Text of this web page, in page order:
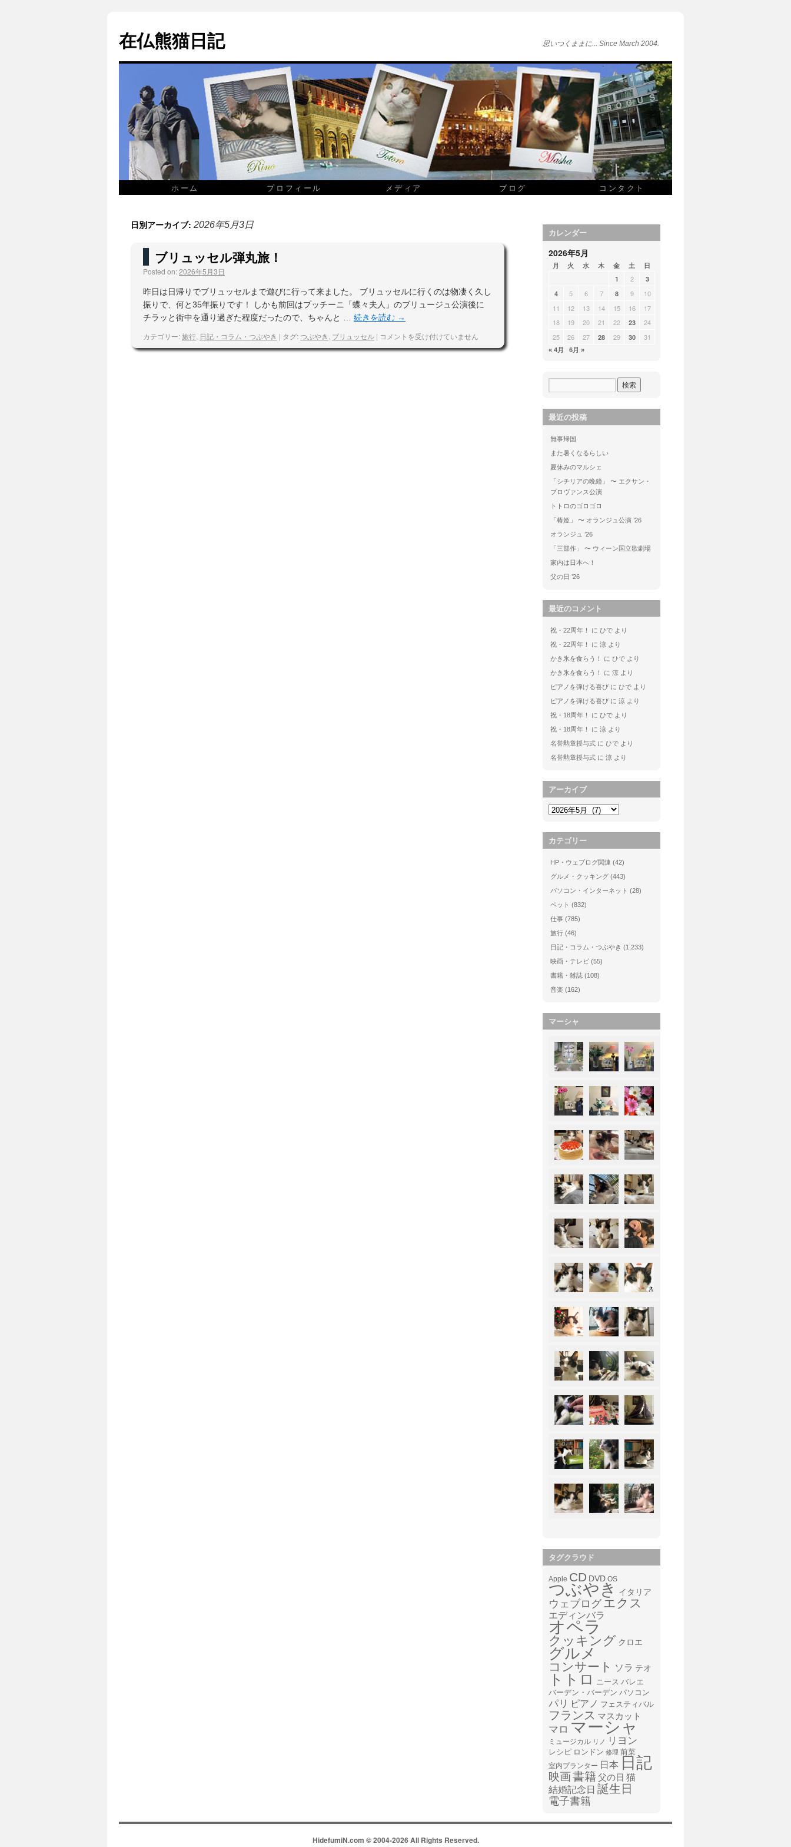
在仏熊猫日記 思いつくままに... Since March 2004.
ホーム プロフィール メディア ブログ コンタクト
日別アーカイブ: 2026年5月3日
ブリュッセル弾丸旅！
Posted on:2026年5月3日
昨日は日帰りでブリュッセルまで遊びに行って来ました。 ブリュッセルに行くのは物凄く久し
振りで、何と35年振りです！ しかも前回はプッチーニ「蝶々夫人」のブリュージュ公演後に
チラッと街中を通り過ぎた程度だったので、ちゃんと … 続きを読む →
カテゴリー:旅行, 日記・コラム・つぶやき | タグ:つぶやき, ブリュッセル | コメントを受け付けていません
カレンダー
2026年5月
月 火 水 木 金 土
日
1
2
3
4
5 6 7 8 9
10
11
12 13 14 15 16
17
18
19 20 21 22 23
24
25
26 27 28 29 30 31
« 4月 6月 »
最近の投稿
無事帰国
また暑くなるらしい
夏休みのマルシェ
「シチリアの晩鐘」 〜 エクサン・
プロヴァンス公演
トトロのゴロゴロ
「椿姫」 〜 オランジュ公演 ’26
オランジュ ’26
「三部作」 〜 ウィーン国立歌劇場
家内は日本へ！
父の日 ’26
最近のコメント
祝・22周年！ に ひで より
祝・22周年！
に 涼 より
かき氷を食らう！
に ひで より
かき氷を食らう！
に 涼 より
ピアノを弾ける喜び に ひで より
ピアノを弾ける喜び に 涼 より
祝・18周年！
に ひで より
祝・18周年！
に 涼 より
名誉勲章授与式 に ひで より
名誉勲章授与式 に 涼 より
アーカイブ
カテゴリー
HP・ウェブログ関連 (42)
グルメ・クッキング (443)
パソコン・インターネット (28)
ペット (832)
仕事 (785)
旅行 (46)
日記・コラム・つぶやき (1,233)
映画・テレビ (55)
書籍・雑誌 (108)
音楽 (162)
マーシャ
タグクラウド
Apple CD DVD OS
つぶやき イタリア
ウェブログ エクス
エディンバラ
オペラ
クッキング クロエ
グルメ
コンサート ソラ テオ
トトロ ニース バレエ
バーデン・バーデン パソコン
パリ ピアノ フェスティバル
フランス マスカット
マロ マーシャ
ミュージカル リノ リヨン
レシピ ロンドン 修理 前菜
室内プランター 日本 日記
映画書籍 父の日 猫
結婚記念日 誕生日
電子書籍
HidefumiN.com © 2004-2026 All Rights Reserved.